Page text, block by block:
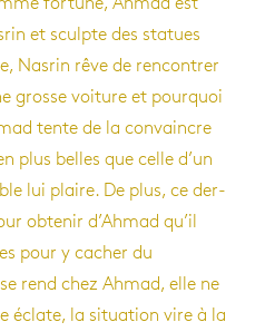
for­tuné, Ahmad est
et sculpte des sta­tues
Nas­rin rêve de ren­con­trer
grosse voi­ture et pour­quoi
tente de la convaincre
plus belles que celle d’un
lui plaire. De plus, ce der­
obte­nir d’Ah­mad qu’il
pour y cacher du
rend chez Ahmad, elle ne
éclate, la situa­tion vire à la